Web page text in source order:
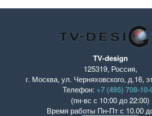
TV-design
125319, Россия,
г. Москва, ул. Черняховского, д.16,
Телефон: +7 (495) 708-10-
(пн-вс с 10:00 до 22:00)
Время работы Пн-Пт с 10.00